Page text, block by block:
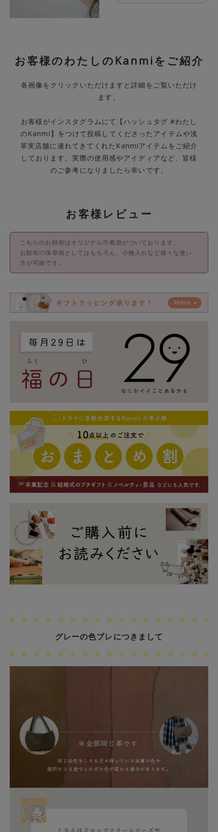
お客様のわたしのKanmiをご紹介
各画像をクリックいただけますと詳細をご覧いただけ
ます。
お客様がインスタグラムにて【ハッシュタグ #わたし
のKanmi】をつけて投稿してくださったアイテムや浅
草実店舗に連れてきてくれたKanmiアイテムをご紹介
しております。実際の使用感やアイディアなど、皆様
のご参考になりましたら幸いです。
お客様レビュー
こちらのお財布はオリジナル巾着袋がついております。
お財布の保存袋としてはもちろん、小物入れなど様々な使い
方が可能です。
グレーの色ブレにつきまして